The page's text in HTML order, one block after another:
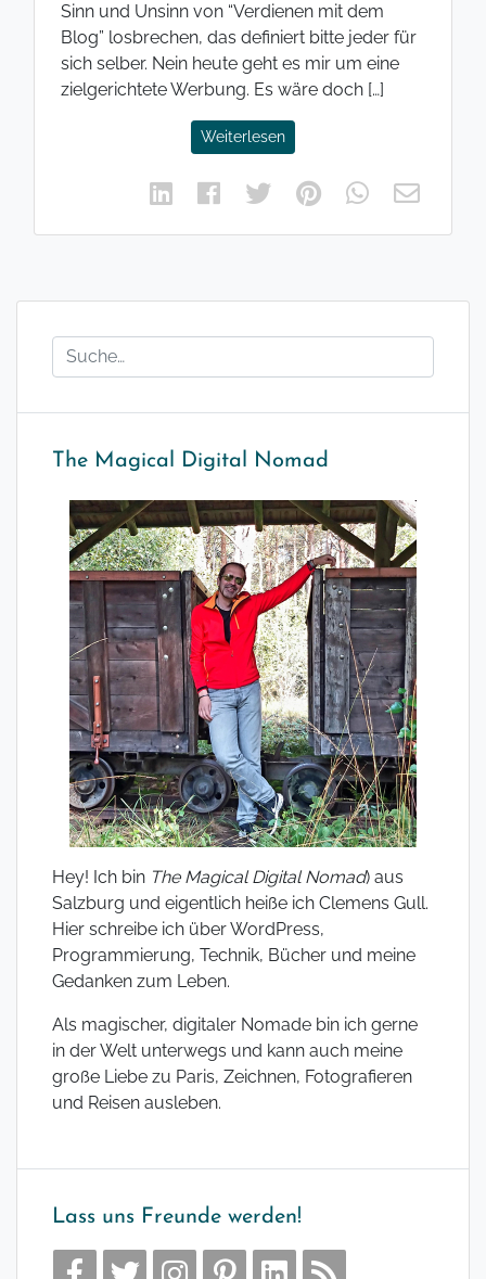
Sinn und Unsinn von “Verdienen mit dem
Blog” losbrechen, das definiert bitte jeder für
sich selber. Nein heute geht es mir um eine
zielgerichtete Werbung. Es wäre doch […]
Weiterlesen
The Magical Digital Nomad
Hey! Ich bin The Magical Digital Nomad) aus
Salzburg und eigentlich heiße ich Clemens Gull.
Hier schreibe ich über WordPress,
Programmierung, Technik, Bücher und meine
Gedanken zum Leben.
Als magischer, digitaler Nomade bin ich gerne
in der Welt unterwegs und kann auch meine
große Liebe zu Paris, Zeichnen, Fotografieren
und Reisen ausleben.
Lass uns Freunde werden!